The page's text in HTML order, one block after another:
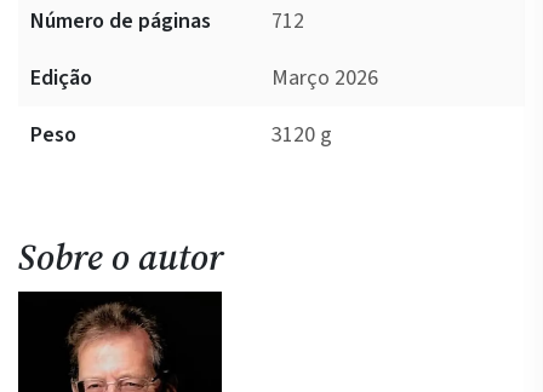
Número de páginas
712
Edição
Março 2026
Peso
3120 g
Sobre o autor